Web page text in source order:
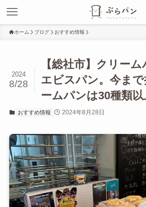
ホーム ブログ おすすめ情報
【総社市】クリーム
エビスパン。今ま
ームパンは30種類以
2024
8/28
おすすめ情報 2024年8月28日